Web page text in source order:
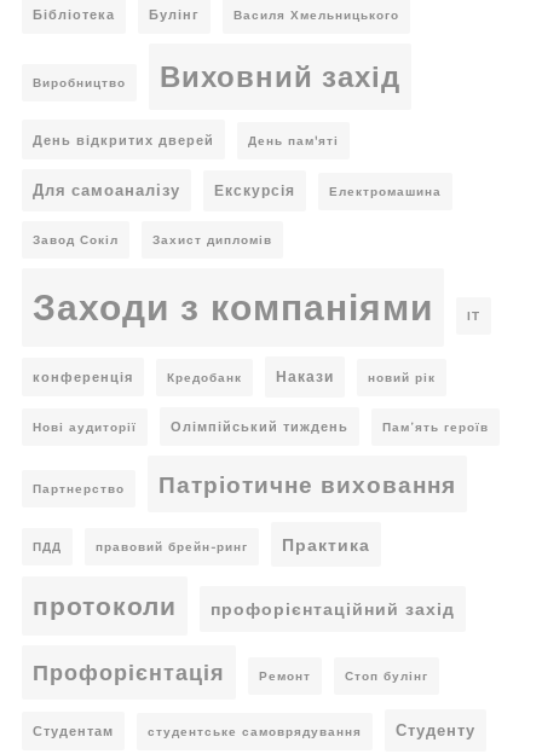
Бібліотека Булінг Василя Хмельницького
Виробництво Виховний захід
День відкритих дверей День пам'яті
Для самоаналізу Екскурсія Електромашина
Завод Сокіл Захист дипломів
Заходи з компаніями ІТ
конференція Кредобанк Накази новий рік
Нові аудиторії Олімпійський тиждень Пам’ять героїв
Партнерство Патріотичне виховання
ПДД правовий брейн-ринг Практика
протоколи профорієнтаційний захід
Профорієнтація Ремонт Стоп булінг
Студентам студентське самоврядування Студенту